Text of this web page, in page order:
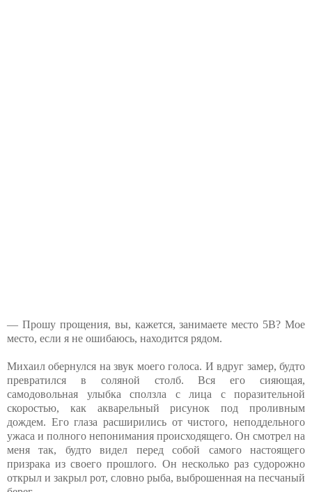
— Прошу прощения, вы, кажется, занимаете место 5B? Мое
место, если я не ошибаюсь, находится рядом.
Михаил обернулся на звук моего голоса. И вдруг замер, будто
превратился в соляной столб. Вся его сияющая,
самодовольная улыбка сползла с лица с поразительной
скоростью, как акварельный рисунок под проливным
дождем. Его глаза расширились от чистого, неподдельного
ужаса и полного непонимания происходящего. Он смотрел на
меня так, будто видел перед собой самого настоящего
призрака из своего прошлого. Он несколько раз судорожно
открыл и закрыл рот, словно рыба, выброшенная на песчаный